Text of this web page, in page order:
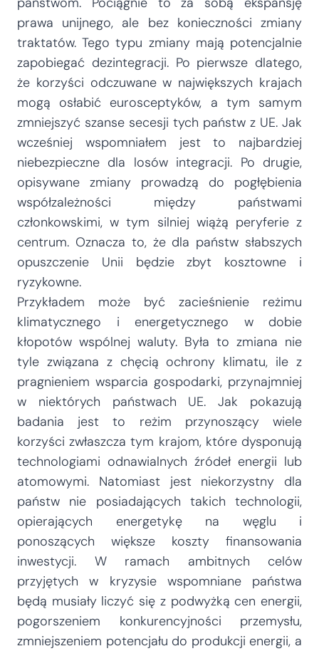
prawa unijnego, ale bez konieczności zmiany
traktatów. Tego typu zmiany mają potencjalnie
zapobiegać dezintegracji. Po pierwsze dlatego,
że korzyści odczuwane w największych krajach
mogą osłabić eurosceptyków, a tym samym
zmniejszyć szanse secesji tych państw z UE. Jak
wcześniej wspomniałem jest to najbardziej
niebezpieczne dla losów integracji. Po drugie,
opisywane zmiany prowadzą do pogłębienia
współzależności między państwami
członkowskimi, w tym silniej wiążą peryferie z
centrum. Oznacza to, że dla państw słabszych
opuszczenie Unii będzie zbyt kosztowne i
ryzykowne.
Przykładem może być zacieśnienie reżimu
klimatycznego i energetycznego w dobie
kłopotów wspólnej waluty. Była to zmiana nie
tyle związana z chęcią ochrony klimatu, ile z
pragnieniem wsparcia gospodarki, przynajmniej
w niektórych państwach UE. Jak pokazują
badania jest to reżim przynoszący wiele
korzyści zwłaszcza tym krajom, które dysponują
technologiami odnawialnych źródeł energii lub
atomowymi. Natomiast jest niekorzystny dla
państw nie posiadających takich technologii,
opierających energetykę na węglu i
ponoszących większe koszty finansowania
inwestycji. W ramach ambitnych celów
przyjętych w kryzysie wspomniane państwa
będą musiały liczyć się z podwyżką cen energii,
pogorszeniem konkurencyjności przemysłu,
zmniejszeniem potencjału do produkcji energii, a